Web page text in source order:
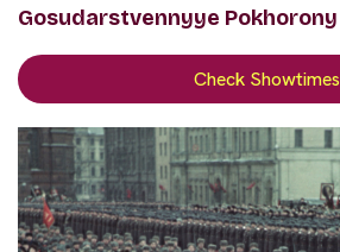
Gosudarstvennyye Pokhorony
Check Showtimes